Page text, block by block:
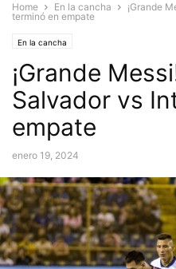
Home En la cancha
¡Grande
terminó en empate
En la cancha
¡Grande
Salvador vs
empate
enero 19, 2024